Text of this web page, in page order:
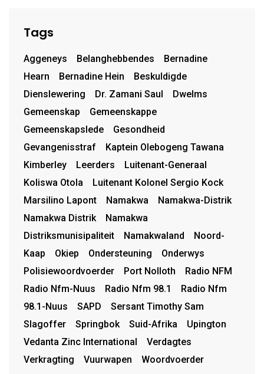
Tags
Aggeneys Belanghebbendes
Bernadine
Hearn
Bernadine Hein
Beskuldigde
Dienslewering
Dr. Zamani Saul
Dwelms
Gemeenskap
Gemeenskappe
Gemeenskapslede
Gesondheid
Gevangenisstraf
Kaptein Olebogeng Tawana
Kimberley
Leerders
Luitenant-Generaal
Koliswa Otola
Luitenant Kolonel Sergio Kock
Marsilino Lapont
Namakwa
Namakwa-Distrik
Namakwa Distrik
Namakwa
Distriksmunisipaliteit
Namakwaland
Noord-
Kaap
Okiep Ondersteuning
Onderwys
Polisiewoordvoerder
Port Nolloth
Radio NFM
Radio Nfm-Nuus
Radio Nfm 98.1
Radio Nfm
98.1-Nuus
SAPD
Sersant Timothy Sam
Slagoffer
Springbok Suid-Afrika
Upington
Vedanta Zinc International
Verdagtes
Verkragting
Vuurwapen Woordvoerder